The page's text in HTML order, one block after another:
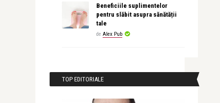
Beneficiile suplimentelor
pentru slăbit asupra sănătății
tale
de Alex Pub
TOP EDITORIALE